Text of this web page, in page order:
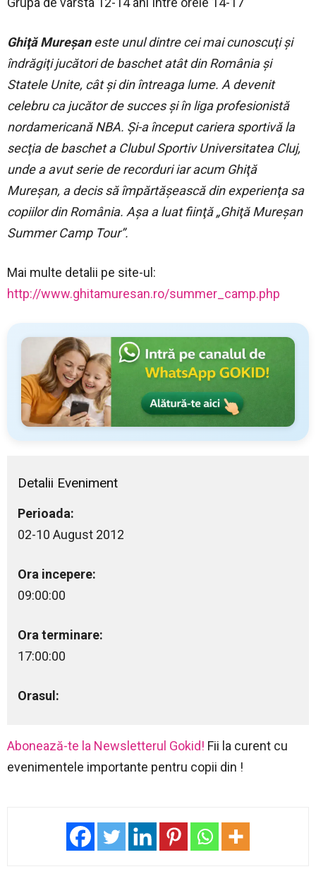
Ghiţă Mureşaneste unul dintre cei mai cunoscuţi şi
îndrăgiţi jucători de baschet atât din România şi
Statele Unite, cât şi din întreaga lume. A devenit
celebru ca jucător de succes şi în liga profesionistă
nordamericană NBA. Şi-a început cariera sportivă la
secţia de baschet a Clubul Sportiv Universitatea Cluj,
unde a avut serie de recorduri iar acum Ghiţă
Mureşan, a decis să împărtăşească din experienţa sa
copiilor din România. Aşa a luat fiinţă „Ghiţă Mureşan
Summer Camp Tour”.
Mai multe detalii pe site-ul:
http://www.ghitamuresan.ro/summer_camp.php
Detalii Eveniment
Perioada:
02-10 August 2012
Ora incepere:
09:00:00
Ora terminare:
17:00:00
Orasul:
Abonează-te la Newsletterul Gokid! Fii la curent cu
evenimentele importante pentru copii din !